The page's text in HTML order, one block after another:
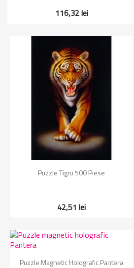
116,32 lei
Vizualizare rapida
Puzzle Tigru 500 Piese
42,51 lei
Vizualizare rapida
Puzzle Magnetic Holografic Pantera